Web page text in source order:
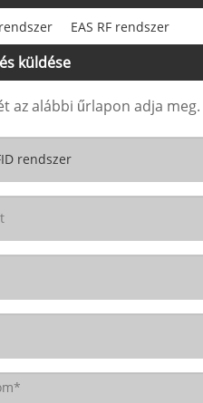
EAS RF rendszer
küldése
az alábbi űrlapon adja